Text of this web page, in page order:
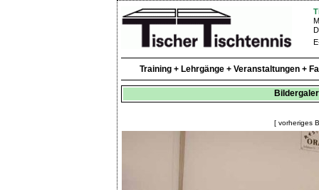
Training + Lehrgänge + Veranstaltungen +
[ vorheriges